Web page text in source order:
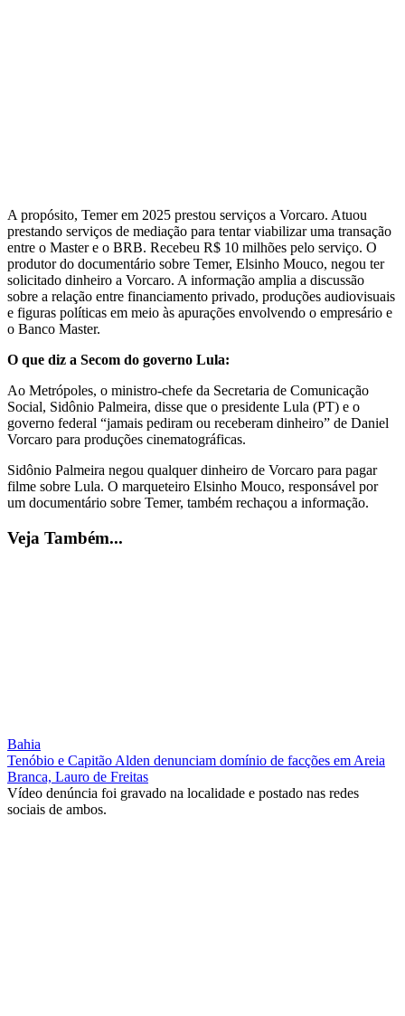
A propósito, Temer em 2025 prestou serviços a Vorcaro. Atuou
prestando serviços de mediação para tentar viabilizar uma transação
entre o Master e o BRB. Recebeu R$ 10 milhões pelo serviço. O
produtor do documentário sobre Temer, Elsinho Mouco, negou ter
solicitado dinheiro a Vorcaro. A informação amplia a discussão
sobre a relação entre financiamento privado, produções audiovisuais
e figuras políticas em meio às apurações envolvendo o empresário e
o Banco Master.
O que diz a Secom do governo Lula:
Ao Metrópoles, o ministro-chefe da Secretaria de Comunicação
Social, Sidônio Palmeira, disse que o presidente Lula (PT) e o
governo federal “jamais pediram ou receberam dinheiro” de Daniel
Vorcaro para produções cinematográficas.
Sidônio Palmeira negou qualquer dinheiro de Vorcaro para pagar
filme sobre Lula. O marqueteiro Elsinho Mouco, responsável por
um documentário sobre Temer, também rechaçou a informação.
Veja Também...
Bahia
Tenóbio e Capitão Alden denunciam domínio de facções em Areia
Branca, Lauro de Freitas
Vídeo denúncia foi gravado na localidade e postado nas redes
sociais de ambos.